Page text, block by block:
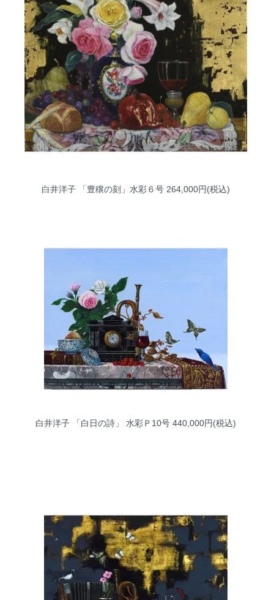
白井洋子 「豊穣の刻」水彩６号264,000円(税込)
白井洋子 「白日の詩」 水彩Ｐ10号440,000円(税込)